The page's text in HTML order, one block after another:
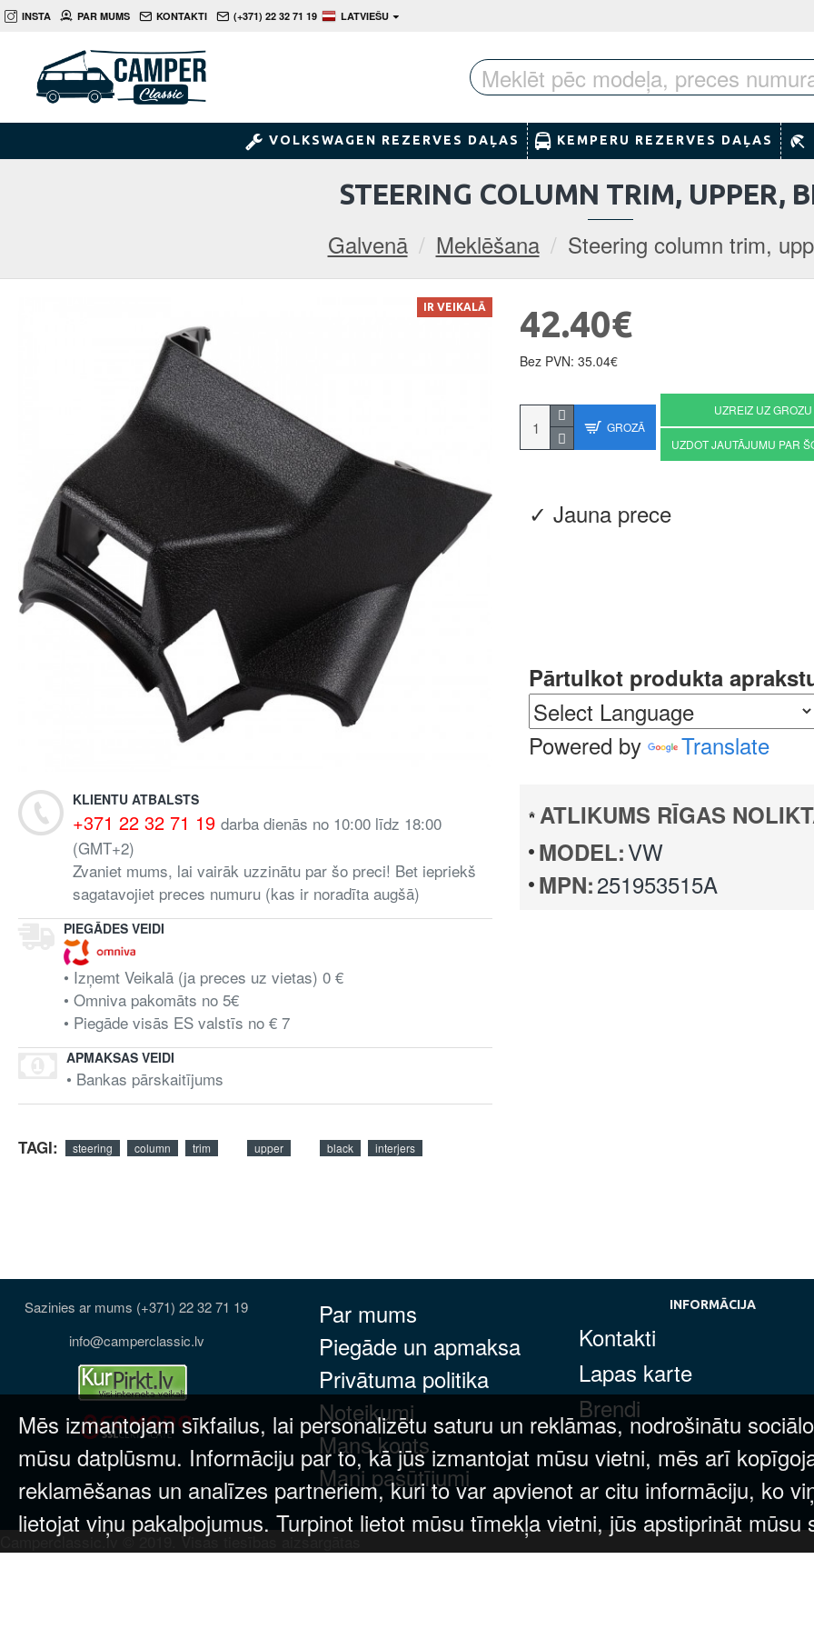
INSTA PAR MUMS KONTAKTI (+371) 22 32 71 19 LATVIEŠU
VOLKSWAGEN REZERVES DAĻAS KEMPERU REZERVES DAĻAS
Galvenā Meklēšana Steering column trim,
STEERING COLUMN TRIM, UPPER,
IR VEIKALĀ
PIEGĀDES VEIDI
• Izņemt Veikalā (ja preces uz vietas) 0 €
• Omniva pakomāts no 5€
• Piegāde visās ES valstīs no € 7
KLIENTU ATBALSTS
+371 22 32 71 19 darba dienās no 10:00 līdz 18:00
(GMT+2)
Zvaniet mums, lai vairāk uzzinātu par šo preci! Bet iepriekš
sagatavojiet preces numuru (kas ir noradīta augšā)
APMAKSAS VEIDI
• Bankas pārskaitījums
✓ Jauna prece
Pārtulkot produkta
Powered by Translate
ATLIKUMS RĪGAS
MODEL:VW
MPN:251953515A
42.40€
Bez PVN: 35.04€
GROZĀ
UZREIZ UZ GROZU
UZDOT JAUTĀJUMU PAR
TAGI: steering column trim upper black interjers
Sazinies ar mums (+371) 22 32 71 19
info@camperclassic.lv
Par mums
Piegāde un apmaksa
Privātuma politika
Noteikumi
Mans konts
Mani pasūtījumi
INFORMĀCIJA
Kontakti
Lapas karte
Brendi
Camperclassic.lv © 2019. Visas tiesības aizsargātas
Mēs izmantojam sīkfailus, lai personalizētu saturu un reklāmas, nodrošinātu
mūsu datplūsmu. Informāciju par to, kā jūs izmantojat mūsu vietni, mēs arī
reklamēšanas un analīzes partneriem, kuri to var apvienot ar citu informāciju, ko
lietojat viņu pakalpojumus. Turpinot lietot mūsu tīmekļa vietni, jūs apstiprināt mūsu